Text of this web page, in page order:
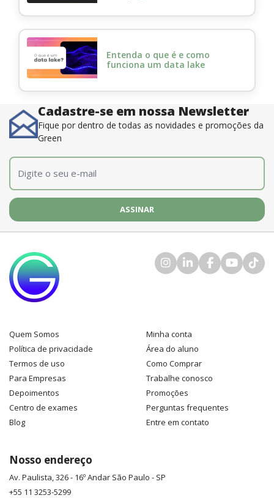
Entenda o que é e como
funciona um data lake
Cadastre-se em nossa Newsletter
Fique por dentro de todas as novidades e promoções da
Green
E-mail
Quem Somos
Política de privacidade
Termos de uso
Para Empresas
Depoimentos
Centro de exames
Blog
Minha conta
Área do aluno
Como Comprar
Trabalhe conosco
Promoções
Perguntas frequentes
Entre em contato
Nosso endereço
Av. Paulista, 326 - 16º Andar São Paulo - SP
+55 11 3253-5299